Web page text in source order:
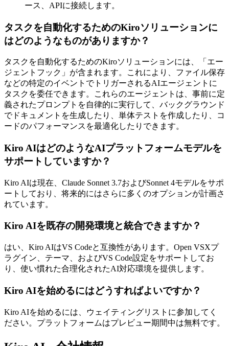
ース、APIに接続します。
タスクを自動化するためのKiroソリューションに
はどのようなものがありますか？
タスクを自動化するためのKiroソリューションには、「エー
ジェントフック」が含まれます。これにより、ファイル保存
などの特定のイベントでトリガーされるAIエージェントに
タスクを委任できます。これらのエージェントは、事前に定
義されたプロンプトを自律的に実行して、バックグラウンド
でドキュメントを生成したり、単体テストを作成したり、コ
ードのパフォーマンスを最適化したりできます。
Kiro AIはどのようなAIプラットフォームモデルを
サポートしていますか？
Kiro AIは現在、Claude Sonnet 3.7およびSonnet 4モデルをサポ
ートしており、将来的にはさらに多くのオプションが計画さ
れています。
Kiro AIを既存の開発環境と統合できますか？
はい、Kiro AIはVS Codeと互換性があります。Open VSXプ
ラグイン、テーマ、およびVS Code設定をサポートしてお
り、使い慣れた合理化されたAI対応環境を提供します。
Kiro AIを始めるにはどうすればよいですか？
Kiro AIを始めるには、ウェイティングリストに参加してく
ださい。プラットフォームはプレビュー期間中は無料です。